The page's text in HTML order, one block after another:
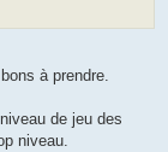
à prendre.
de jeu des
niveau.